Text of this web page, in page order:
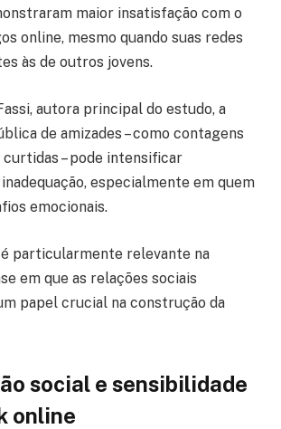
maior insatisfação com o
online, mesmo quando suas redes
às de outros jovens.
autora principal do estudo, a
de amizades – como contagens
– pode intensificar
especialmente em quem
emocionais.
particularmente relevante na
em que as relações sociais
papel crucial na construção da
social e sensibilidade
online